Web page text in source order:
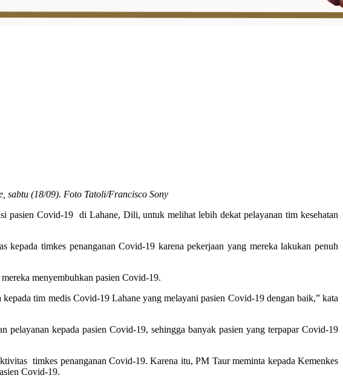
sabtu (18/09). Foto Tatoli/Francisco Sony
Covid-19 di Lahane, Dili, untuk melihat lebih dekat pelayanan tim kesehatan
timkes penanganan Covid-19 karena pekerjaan yang mereka lakukan penuh
menyembuhkan pasien Covid-19.
tim medis Covid-19 Lahane yang melayani pasien Covid-19 dengan baik,” kata
pelayanan kepada pasien Covid-19, sehingga banyak pasien yang terpapar Covid-19
timkes penanganan Covid-19. Karena itu, PM Taur meminta kepada Kemenkes
Covid-19.